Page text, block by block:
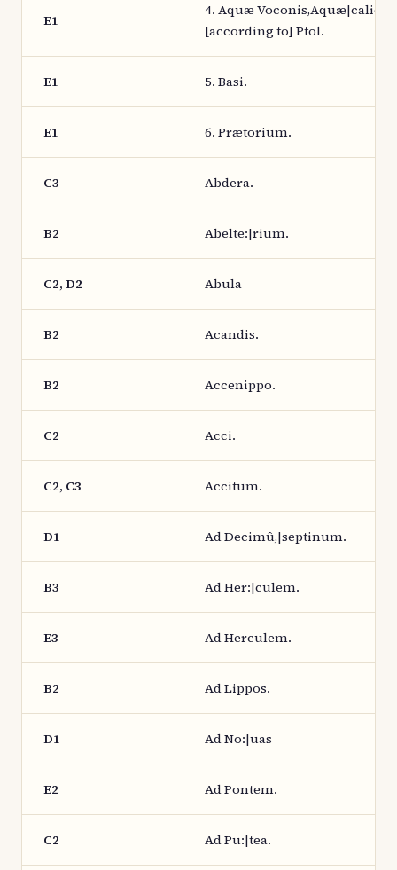
E1
4. Aquæ Voconis,Aquæ|calidæ,
[according to] Ptol.
E1 5. Basi.
E1 6. Prætorium.
C3 Abdera.
B2 Abelte:|rium.
C2, D2 Abula
B2 Acandis.
B2 Accenippo.
C2 Acci.
C2, C3 Accitum.
D1 Ad Decimû,|septinum.
B3 Ad Her:|culem.
E3 Ad Herculem.
B2 Ad Lippos.
D1 Ad No:|uas
E2 Ad Pontem.
C2 Ad Pu:|tea.